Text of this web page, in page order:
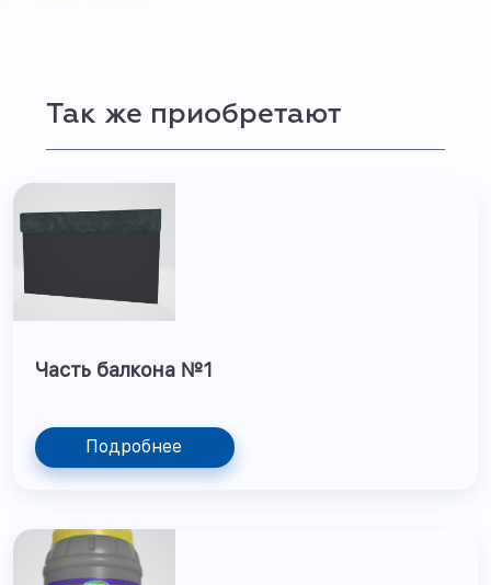
Так же приобретают
Часть балкона №1
Подробнее